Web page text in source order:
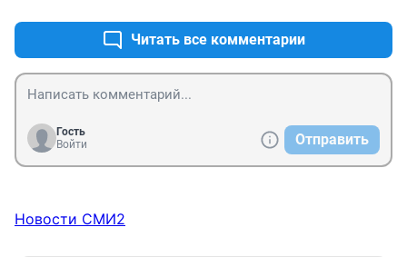
Читать все комментарии
Гость
Войти
Отправить
Новости СМИ2